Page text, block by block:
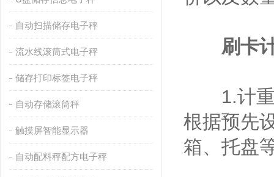
自动扫描储存电子秤
流水线滚筒式电子秤
储存打印标签电子秤
自动存储滚筒秤
触摸屏智能显示器
自动配料秤配方电子秤
刷卡
1.计重
根据预先
箱、托盘